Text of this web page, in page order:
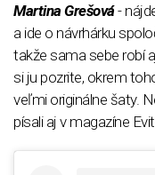
Martina Grešová-
a ide o návrhárku
takže sama sebe robí
si ju pozrite, okrem
veľmi originálne šaty.
písali aj v magazíne